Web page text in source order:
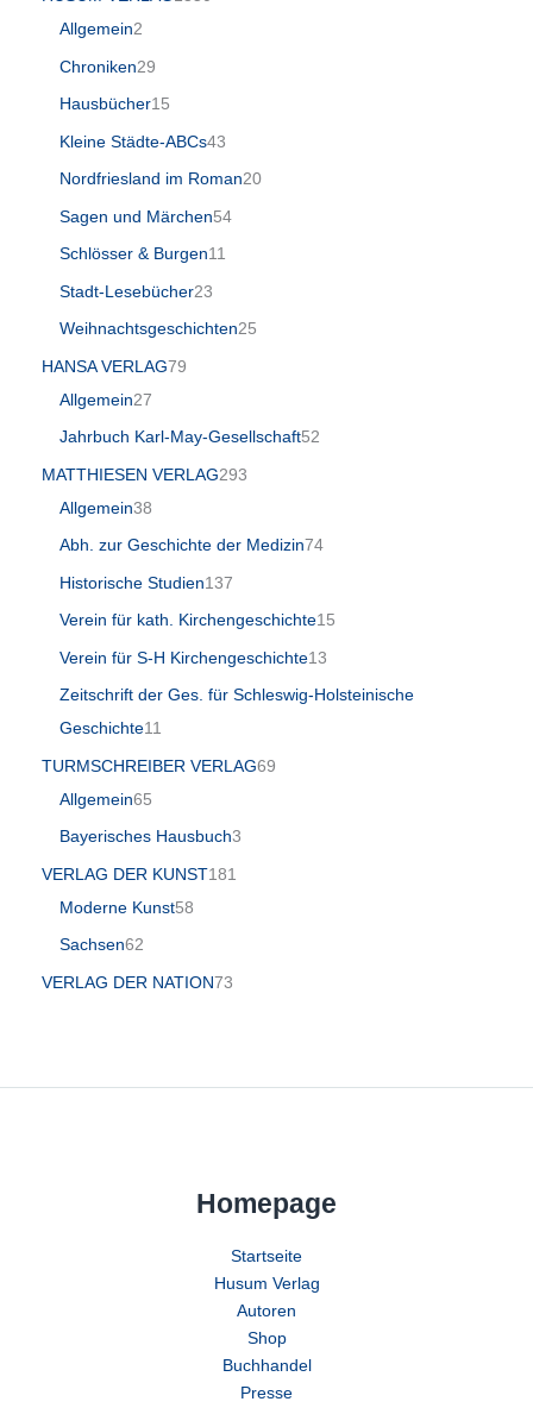
Allgemein2
Chroniken29
Hausbücher15
Kleine Städte-ABCs43
Nordfriesland im Roman20
Sagen und Märchen54
Schlösser & Burgen11
Stadt-Lesebücher23
Weihnachtsgeschichten25
HANSA VERLAG79
Allgemein27
Jahrbuch Karl-May-Gesellschaft52
MATTHIESEN VERLAG293
Allgemein38
Abh. zur Geschichte der Medizin74
Historische Studien137
Verein für kath. Kirchengeschichte15
Verein für S-H Kirchengeschichte13
Zeitschrift der Ges. für Schleswig-Holsteinische
Geschichte11
TURMSCHREIBER VERLAG69
Allgemein65
Bayerisches Hausbuch3
VERLAG DER KUNST181
Moderne Kunst58
Sachsen62
VERLAG DER NATION73
Homepage
Startseite
Husum Verlag
Autoren
Shop
Buchhandel
Presse